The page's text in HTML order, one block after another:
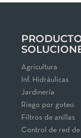
Agricultura
Inf. Hidráulicas
Jardinería
Riego por goteo
Filtros de anillas
Control de red de